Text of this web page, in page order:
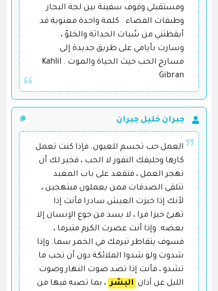
ومستقبلي وقوف سفينة بين لجة البحار
وطبقات الفضاء . كلمة واحدة معنوية قد
أيقظتني من سُبات الحداثة والخلوّ ،
وسارت بأيامي على طريق جديدة إلى
مسارح الحب حيث الحياة والموت . Kahlil
Gibran
جبران خليل جبران
العمل حب تجسم للعيون. فإذا كنت تعمل
كارها وحليفك النفور لا الحب ، فخير لك أن
تهجر العمل ، فتقعد على باب المعبد
تتلقى الصدقات ممن يعملون مبتهجين ،
لأنك إذا خبزت العيش سادرا فأنت إذا
تهيئ خبزا مرا ، لا يسد من جوع الإنسان إلا
بعضه. وإذا أنت عصرت الكرم متبرما ،
فسوف يتقاطر تبرمك في الخمر سما. وإذا
شدوت ولو شدوا الملائكة دون أن تحب ما
تشدو ، فأنت إذا تصد صوت النهار وصوت
الليل عن آذان البشر ، بما تصبه فيها من